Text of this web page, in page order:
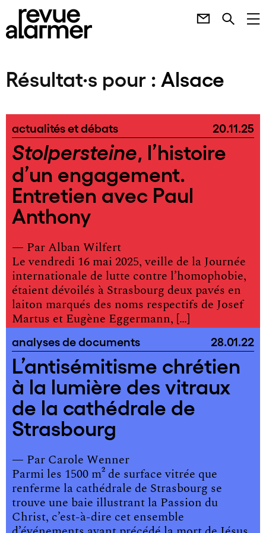
Résultat·s pour : Alsace
actualités et débats 20.11.25
Stolpersteine, l’histoire
d’un engagement.
Entretien avec Paul
Anthony
— Par Alban Wilfert
Le vendredi 16 mai 2025, veille de la Journée
internationale de lutte contre l’homophobie,
étaient dévoilés à Strasbourg deux pavés en
laiton marqués des noms respectifs de Josef
Martus et Eugène Eggermann, […]
analyses de documents 28.01.22
L’antisémitisme chrétien
à la lumière des vitraux
de la cathédrale de
Strasbourg
— Par Carole Wenner
Parmi les 1500 m² de surface vitrée que
renferme la cathédrale de Strasbourg se
trouve une baie illustrant la Passion du
Christ, c’est-à-dire cet ensemble